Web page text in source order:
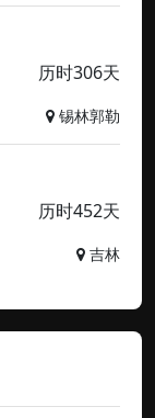
历时306天
锡林郭勒
历时452天
吉林